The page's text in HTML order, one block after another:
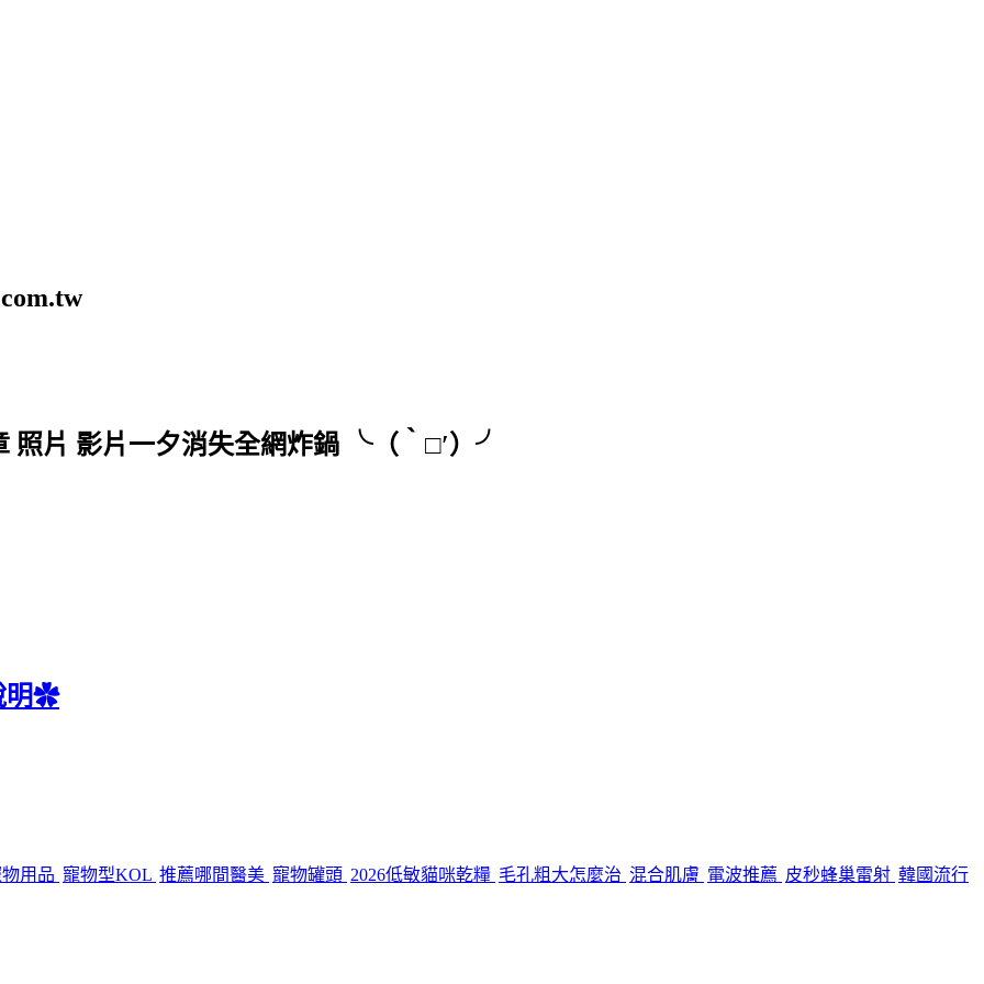
照片 影片一夕消失全網炸鍋 ╰（‵□′）╯
明✿
用品 寵物型KOL 推薦哪間醫美 寵物罐頭 2026低敏貓咪乾糧 毛孔粗大怎麼治 混合肌膚 電波推薦 皮秒蜂巢雷射 韓國流行